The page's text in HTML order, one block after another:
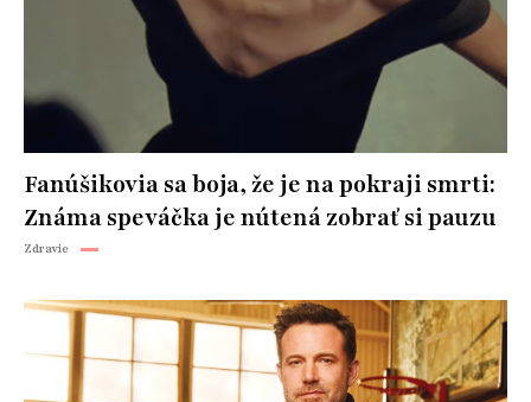
Fanúšikovia sa boja, že je na pokraji smrti:
Známa speváčka je nútená zobrať si pauzu
Zdravie